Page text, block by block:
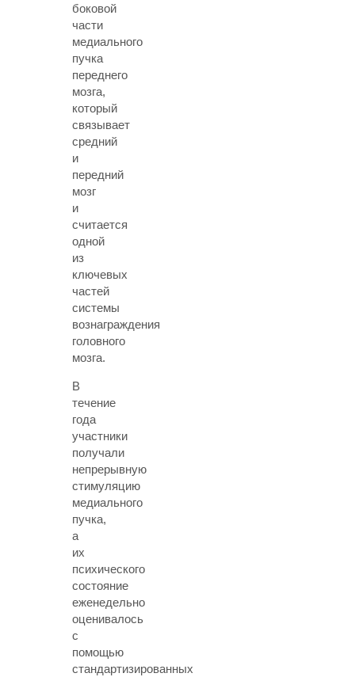
боковой
части
медиального
пучка
переднего
мозга,
который
связывает
средний
и
передний
мозг
и
считается
одной
из
ключевых
частей
системы
вознаграждения
головного
мозга.
В
течение
года
участники
получали
непрерывную
стимуляцию
медиального
пучка,
а
их
психического
состояние
еженедельно
оценивалось
с
помощью
стандартизированных